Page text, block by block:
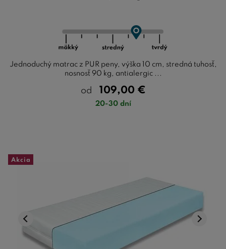
Jednoduchý matrac z PUR peny, výška 10 cm, stredná tuhosť,
nosnosť 90 kg, antialergic ...
od 109,00 €
20-30 dní
Akcia